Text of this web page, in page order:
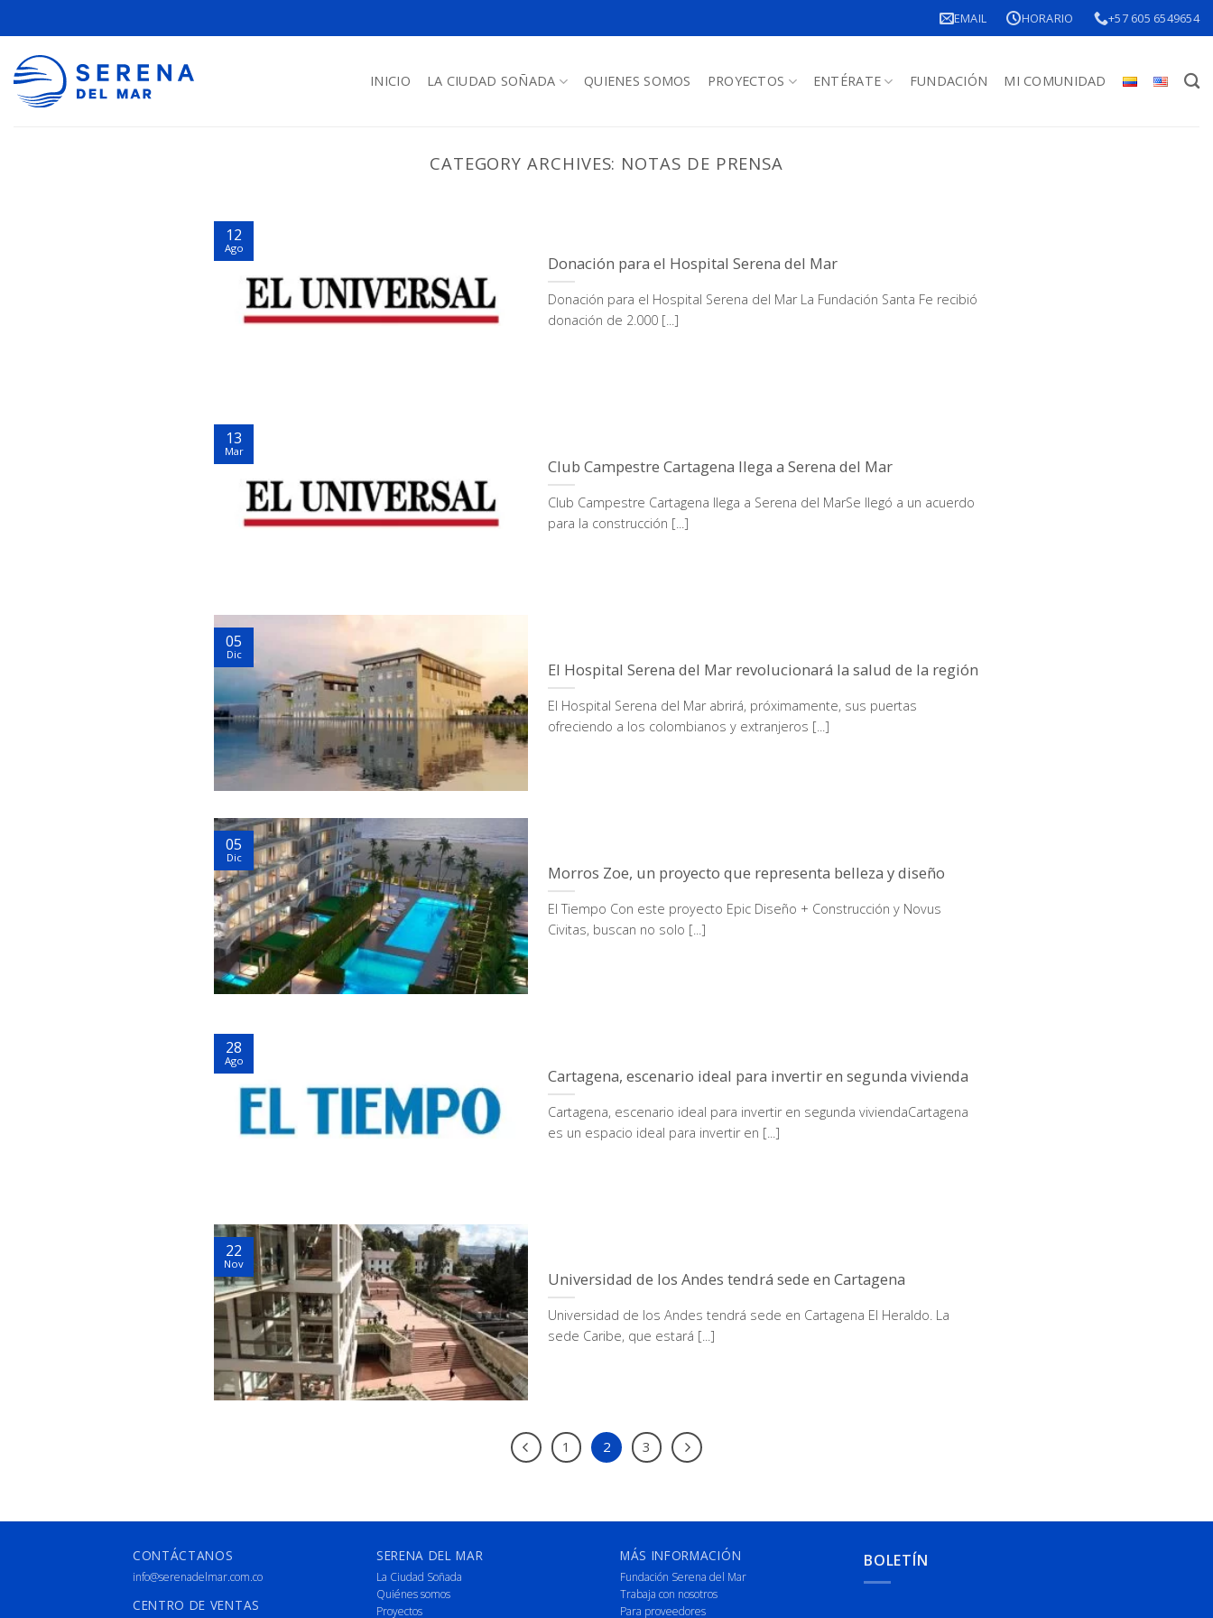
EMAIL HORARIO +57 605 6549654
INICIO LA CIUDAD SOÑADA QUIENES SOMOS PROYECTOS ENTÉRATE FUNDACIÓN MI COMUNIDAD
CATEGORY ARCHIVES: NOTAS DE PRENSA
Donación para el Hospital Serena del Mar
Donación para el Hospital Serena del Mar La Fundación Santa Fe recibió
donación de 2.000 [...]
12
Ago
Club Campestre Cartagena llega a Serena del Mar
Club Campestre Cartagena llega a Serena del MarSe llegó a un acuerdo
para la construcción [...]
13
Mar
El Hospital Serena del Mar revolucionará la salud de la región
El Hospital Serena del Mar abrirá, próximamente, sus puertas
ofreciendo a los colombianos y extranjeros [...]
05
Dic
Morros Zoe, un proyecto que representa belleza y diseño
El Tiempo Con este proyecto Epic Diseño + Construcción y Novus
Civitas, buscan no solo [...]
05
Dic
Cartagena, escenario ideal para invertir en segunda vivienda
Cartagena, escenario ideal para invertir en segunda viviendaCartagena
es un espacio ideal para invertir en [...]
28
Ago
Universidad de los Andes tendrá sede en Cartagena
Universidad de los Andes tendrá sede en Cartagena El Heraldo. La
sede Caribe, que estará [...]
22
Nov
1 2 3
CONTÁCTANOS
info@serenadelmar.com.co
CENTRO DE VENTAS
SERENA DEL MAR
La Ciudad Soñada
Quiénes somos
Proyectos
MÁS INFORMACIÓN
Fundación Serena del Mar
Trabaja con nosotros
Para proveedores
BOLETÍN